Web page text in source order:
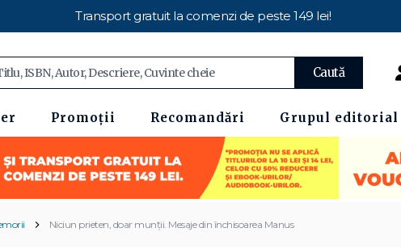
Transport gratuit la comenzi de peste 149 lei!
Caută
Promoții Recomandări Grupul
Niciun prieten, doar munții. Mesaje din închisoarea Manus